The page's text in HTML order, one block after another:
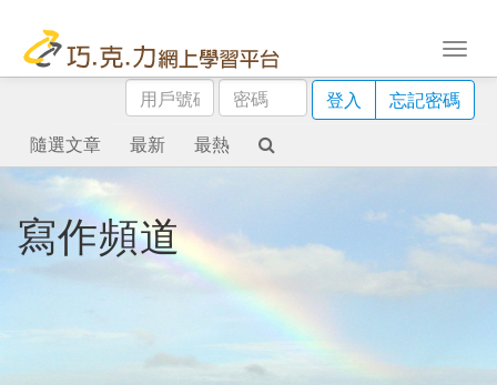
用
戶
號
碼
密
碼
登入
忘記密碼
隨選文章
最新 最熱
寫作頻道